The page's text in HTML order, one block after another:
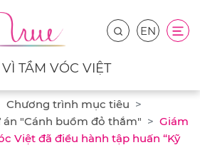
EN
TẦM VÓC VIỆT
Chương trình mục tiêu
án "Cánh buồm đỏ thắm"
Giám
Việt đã điều hành tập huấn “Kỹ